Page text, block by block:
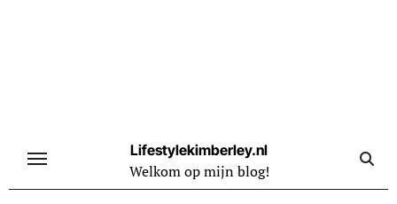
Lifestylekimberley.nl
Welkom op mijn blog!